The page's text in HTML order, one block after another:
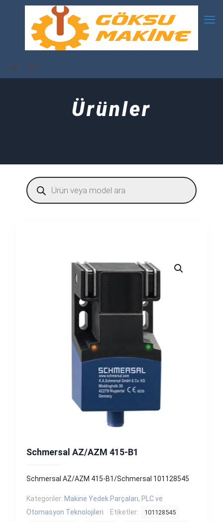
Ürünler
Products
search
Schmersal AZ/AZM 415-B1
Schmersal AZ/AZM 415-B1/Schmersal 101128545
Kategoriler: Makine Yedek Parçaları, PLC ve
Otomasyon Teknolojileri
Etiketler: 101128545